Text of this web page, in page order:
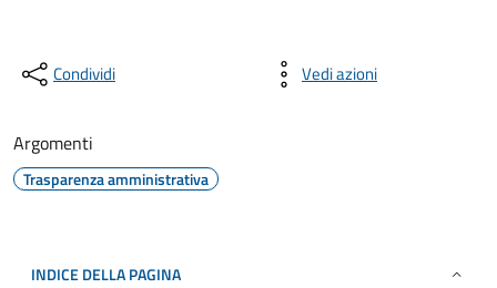
Condividi Vedi azioni
Argomenti
Trasparenza amministrativa
INDICE DELLA PAGINA